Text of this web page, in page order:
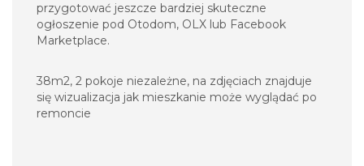
przygotować jeszcze bardziej skuteczne
ogłoszenie pod Otodom, OLX lub Facebook
Marketplace.
38m2, 2 pokoje niezależne, na zdjęciach znajduje
się wizualizacja jak mieszkanie może wyglądać po
remoncie